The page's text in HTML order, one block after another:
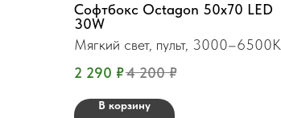
Софтбокс Octagon 50x70 LED
30W
Мягкий свет, пульт, 3000–6500K
2 290 ₽4 200 ₽
В корзину